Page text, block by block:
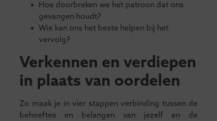
Hoe doorbreken we het patroon dat ons
gevangen houdt?
Wie kan ons het beste helpen bij het
vervolg?
Verkennen en verdiepen
in plaats van oordelen
Zo maak je in vier stappen verbinding tussen de
behoeftes en belangen van jezelf en de